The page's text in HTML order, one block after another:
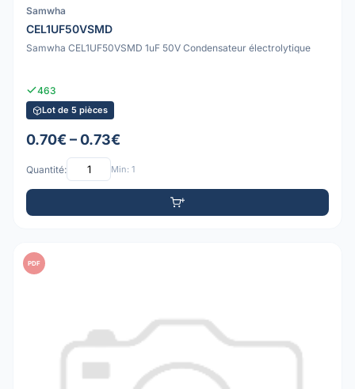
Samwha
CEL1UF50VSMD
Samwha CEL1UF50VSMD 1uF 50V Condensateur électrolytique
463
Lot de 5 pièces
0.70€ – 0.73€
Quantité: Min: 1
PDF